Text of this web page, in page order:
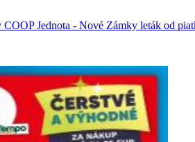
Jednota - Nové Zámky leták od